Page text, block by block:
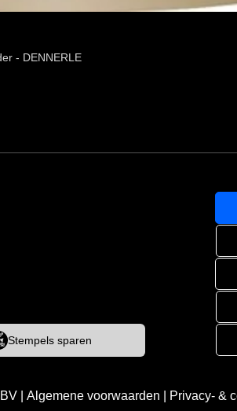
- DENNERLE
Stempels sparen
Algemene voorwaarden Privacy- &